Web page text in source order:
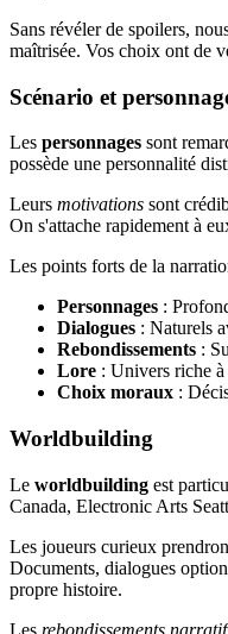
Sans révéler de spoilers,
maîtrisée. Vos choix ont de
Scénario et
Les personnages sont
possède une personnalité
Leurs motivations sont
On s'attache rapidement à
Les points forts de la
Personnages :
Dialogues : Naturels
Rebondissements :
Lore : Univers riche
Choix moraux :
Worldbuilding
Le worldbuilding est
Canada, Electronic Arts
Les joueurs curieux
Documents, dialogues
propre histoire.
Les rebondissements